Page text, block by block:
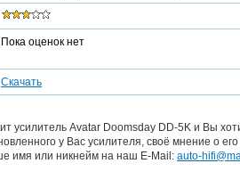
Пока оценок нет
Скачать
усилитель Avatar Doomsday DD-5K и Вы
у Вас усилителя, своё мнение о
имя или никнейм на наш E-Mail: auto-